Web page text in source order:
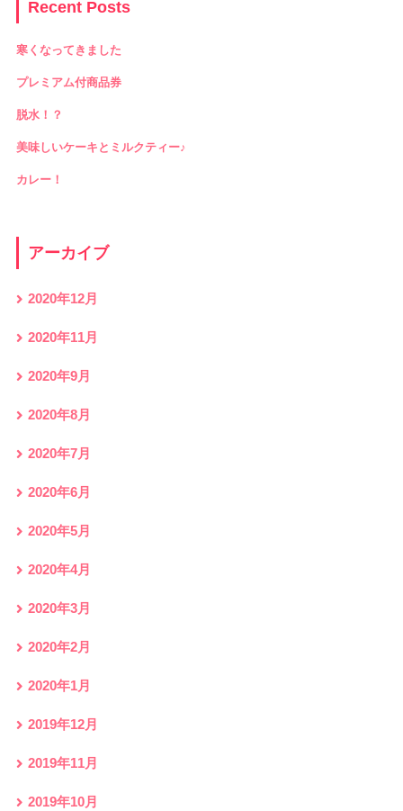
Recent Posts
寒くなってきました
プレミアム付商品券
脱水！？
美味しいケーキとミルクティー♪
カレー！
アーカイブ
2020年12月
2020年11月
2020年9月
2020年8月
2020年7月
2020年6月
2020年5月
2020年4月
2020年3月
2020年2月
2020年1月
2019年12月
2019年11月
2019年10月